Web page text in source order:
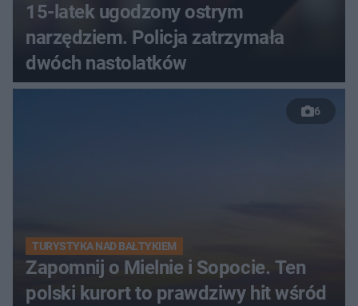
15-latek ugodzony ostrym
narzędziem. Policja zatrzymała
dwóch nastolatków
6
TURYSTYKA NAD BAŁTYKIEM
Zapomnij o Mielnie i Sopocie. Ten
polski kurort to prawdziwy hit wśród